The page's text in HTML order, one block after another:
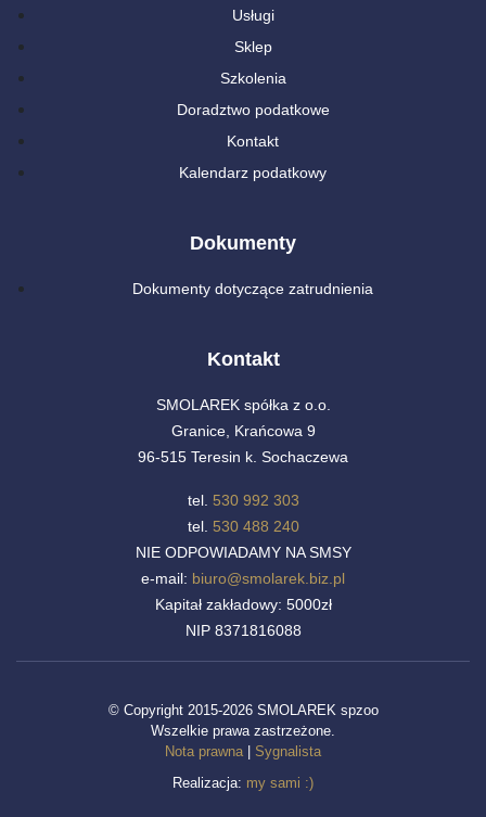
Usługi
Sklep
Szkolenia
Doradztwo podatkowe
Kontakt
Kalendarz podatkowy
Dokumenty
Dokumenty dotyczące zatrudnienia
Kontakt
SMOLAREK spółka z o.o.
Granice, Krańcowa 9
96-515 Teresin k. Sochaczewa
tel. 530 992 303
tel. 530 488 240
NIE ODPOWIADAMY NA SMSY
e-mail: biuro@smolarek.biz.pl
Kapitał zakładowy: 5000zł
NIP 8371816088
© Copyright 2015-2026 SMOLAREK spzoo
Wszelkie prawa zastrzeżone.
Nota prawna | Sygnalista
Realizacja: my sami :)